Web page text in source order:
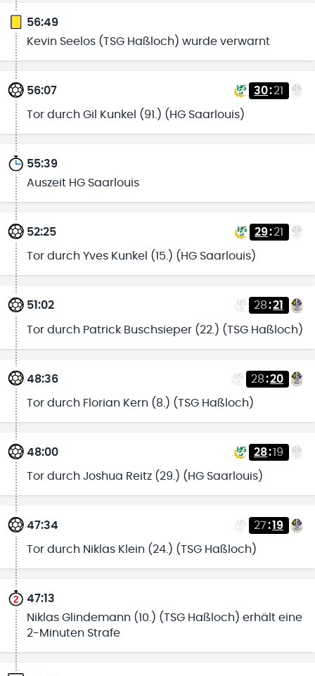
56:49
Kevin Seelos (TSG Haßloch) wurde verwarnt
56:07 30:21
Tor durch Gil Kunkel (91.) (HG Saarlouis)
55:39
Auszeit HG Saarlouis
52:25 29:21
Tor durch Yves Kunkel (15.) (HG Saarlouis)
51:02 28:21
Tor durch Patrick Buschsieper (22.) (TSG Haßloch)
48:36 28:20
Tor durch Florian Kern (8.) (TSG Haßloch)
48:00 28:19
Tor durch Joshua Reitz (29.) (HG Saarlouis)
47:34 27:19
Tor durch Niklas Klein (24.) (TSG Haßloch)
47:13
Niklas Glindemann (10.) (TSG Haßloch) erhält eine
2-Minuten Strafe